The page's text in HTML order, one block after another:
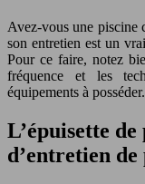
Avez-vous une piscine
son entretien est un
Pour ce faire, notez
fréquence et les
équipements à
L’épuisette
d’entretien